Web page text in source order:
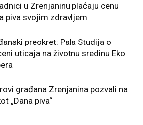
u Zrenjaninu plaćaju cenu
piva svojim zdravljem
preokret: Pala Studija o
uticaja na životnu sredinu Eko
građana Zrenjanina pozvali na
„Dana piva“